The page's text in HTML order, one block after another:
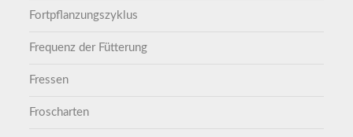
Fortpflanzungszyklus
Frequenz der Fütterung
Fressen
Froscharten